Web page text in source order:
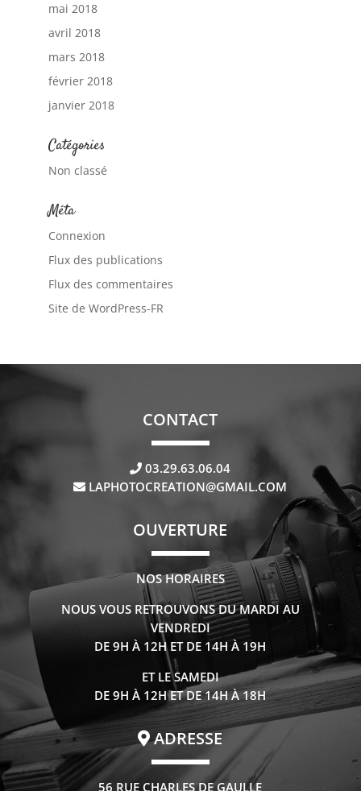
mai 2018
avril 2018
mars 2018
février 2018
janvier 2018
Catégories
Non classé
Méta
Connexion
Flux des publications
Flux des commentaires
Site de WordPress-FR
CONTACT
03.29.63.06.04
LAPHOTOCREATION@GMAIL.COM
OUVERTURE
NOS HORAIRES
NOUS VOUS RETROUVONS DU MARDI AU
VENDREDI
DE 9H À 12H ET DE 14H À 19H
ET LE SAMEDI
DE 9H À 12H ET DE 14H À 18H
ADRESSE
56 RUE CHARLES DE GAULLE